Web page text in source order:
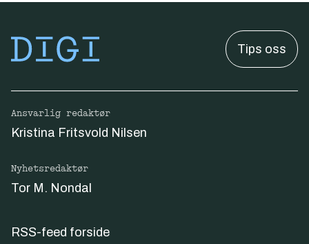
Tips oss
Ansvarlig redaktør
Kristina Fritsvold Nilsen
Nyhetsredaktør
Tor M. Nondal
RSS-feed forside